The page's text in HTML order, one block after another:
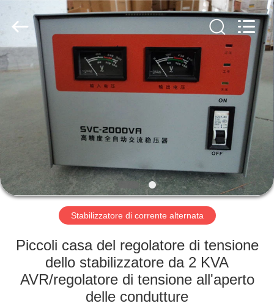
CASA
PRODOTTI
CIRCA
GIRO
FABBRICA
CONTROLLO
generatore
supplier.
Copyright
2014
-
Wenzhou
Electric-
All
Rights
Reserved.
Stabilizzatore di corrente alternata
Piccoli casa del regolatore di tensione
dello stabilizzatore da 2 KVA
AVR/regolatore di tensione all'aperto
delle condutture